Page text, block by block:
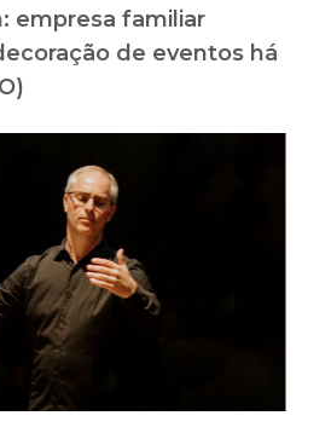
empresa familiar
de eventos há